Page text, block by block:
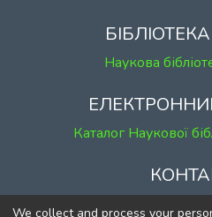
Наукова
Каталог Наукової
м. Київ, вул.
We collect and process your